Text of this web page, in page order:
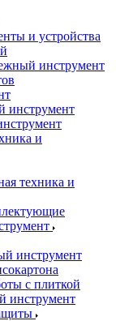
и устройства
инструмент
инструмент
и
техника и
инструмент
с плиткой
инструмент